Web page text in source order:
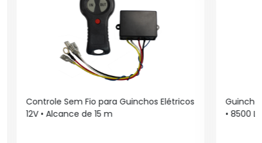
Controle Sem Fio para Guinchos Elétricos
12V • Alcance de 15 m
• 8500